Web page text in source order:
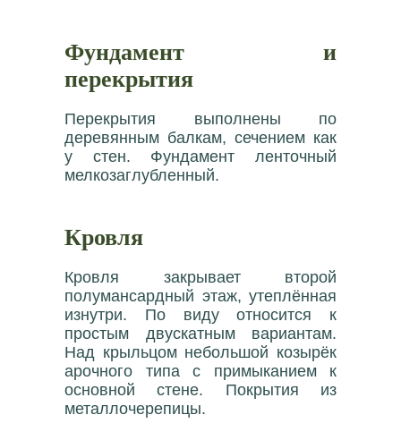
Фундамент и
перекрытия
Перекрытия выполнены по
деревянным балкам, сечением как
у стен. Фундамент ленточный
мелкозаглубленный.
Кровля
Кровля закрывает второй
полумансардный этаж, утеплённая
изнутри. По виду относится к
простым двускатным вариантам.
Над крыльцом небольшой козырёк
арочного типа с примыканием к
основной стене. Покрытия из
металлочерепицы.